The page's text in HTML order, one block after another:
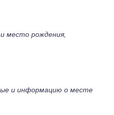
место рождения,
и информацию о месте